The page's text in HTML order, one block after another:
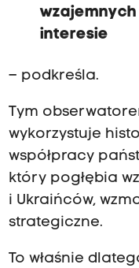
interesie
– podkreśla.
Tym
wykorzystuje
współpracy
który pogłębia
i Ukraińców,
strategiczne.
To właśnie